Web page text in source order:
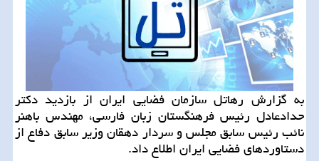
به گزارش رهاتل سازمان فضایی ایران از بازدید دكتر
حدادعادل رئیس فرهنگستان زبان فارسی، مهندس باهنر
نائب رئیس سابق مجلس و سردار دهقان وزیر سابق دفاع از
دستاوردهای فضایی ایران اطلاع داد.